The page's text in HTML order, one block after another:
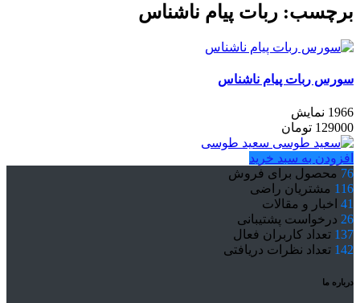
برچسب: ربات پیام ناشناس
سورس ربات پیام ناشناس
1966 نمایش
129000 تومان
سعید طوسی
افزودن به سبد خرید
76 محصول برای فروش
116 مشتریان راضی
41 اخبار و مقالات
26 درخواست پشتیبانی
137 تعداد کاربران فعال
142 تعداد نظرات دریافتی
درباره ما